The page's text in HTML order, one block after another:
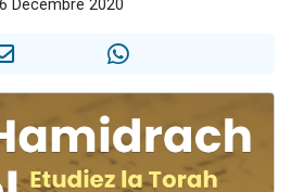
nouvelles musiques dans Torah-Box Music
2 personnes viennent de nous rejoindre sur WhatsApp
Décembre 2020